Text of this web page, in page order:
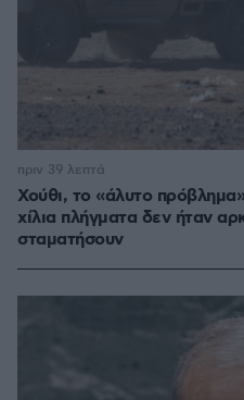
Χούθι, το «άλυτο
χίλια πλήγματα δεν ήταν
σταματήσουν
πριν 39 λεπτά